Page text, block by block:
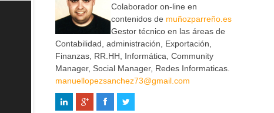
Colaborador on-line en
contenidos de muñozparreño.es
Gestor técnico en las áreas de
Contabilidad, administración, Exportación,
Finanzas, RR.HH, Informática, Community
Manager, Social Manager, Redes Informaticas.
manuellopezsanchez73@gmail.com